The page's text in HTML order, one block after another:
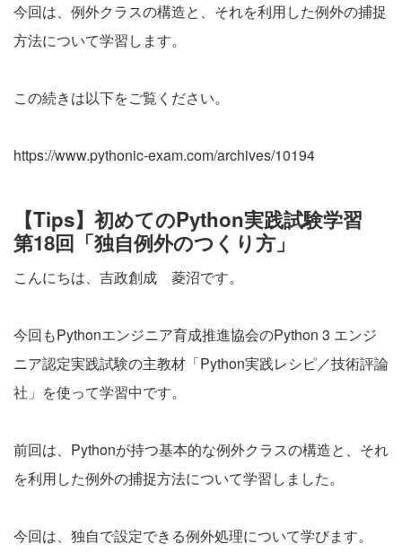
今回は、例外クラスの構造と、それを利用した例外の捕捉
方法について学習します。
この続きは以下をご覧ください。
https://www.pythonic-exam.com/archives/10194
【Tips】初めてのPython実践試験学習
第18回「独自例外のつくり方」
こんにちは、吉政創成 菱沼です。
今回もPythonエンジニア育成推進協会のPython 3 エンジ
ニア認定実践試験の主教材「Python実践レシピ／技術評論
社」を使って学習中です。
前回は、Pythonが持つ基本的な例外クラスの構造と、それ
を利用した例外の捕捉方法について学習しました。
今回は、独自で設定できる例外処理について学びます。